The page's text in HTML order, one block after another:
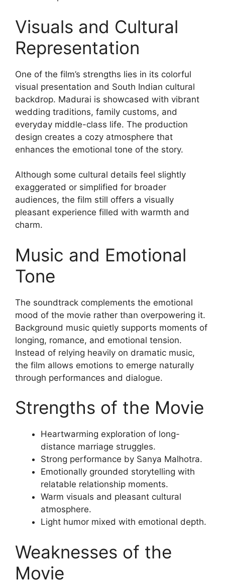
Visuals and Cultural
Representation
One of the film’s strengths lies in its colorful
visual presentation and South Indian cultural
backdrop. Madurai is showcased with vibrant
wedding traditions, family customs, and
everyday middle-class life. The production
design creates a cozy atmosphere that
enhances the emotional tone of the story.
Although some cultural details feel slightly
exaggerated or simplified for broader
audiences, the film still offers a visually
pleasant experience filled with warmth and
charm.
Music and Emotional
Tone
The soundtrack complements the emotional
mood of the movie rather than overpowering it.
Background music quietly supports moments of
longing, romance, and emotional tension.
Instead of relying heavily on dramatic music,
the film allows emotions to emerge naturally
through performances and dialogue.
Strengths of the Movie
Heartwarming exploration of long-
distance marriage struggles.
Strong performance by Sanya Malhotra.
Emotionally grounded storytelling with
relatable relationship moments.
Warm visuals and pleasant cultural
atmosphere.
Light humor mixed with emotional depth.
Weaknesses of the
Movie